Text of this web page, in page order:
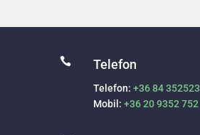
 Telefon
Telefon:+36 84 352523
Mobil:+36 20 9352 752